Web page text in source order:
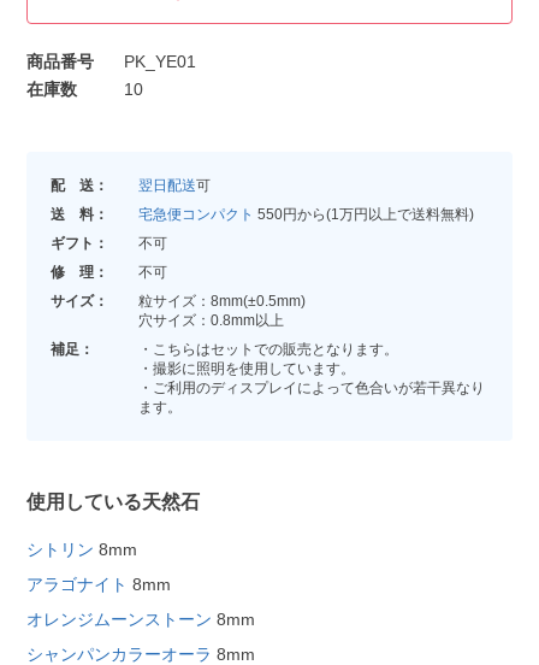
商品番号
PK_YE01
在庫数
10
配 送： 翌日配送可
送 料：
宅急便コンパクト 550円から(1万円以上で送料無料)
ギフト：
不可
修 理：
不可
サイズ：
粒サイズ：8mm(±0.5mm)
穴サイズ：0.8mm以上
補足：
・こちらはセットでの販売となります。
・撮影に照明を使用しています。
・ご利用のディスプレイによって色合いが若干異なり
ます。
使用している天然石
シトリン 8mm
アラゴナイト 8mm
オレンジムーンストーン 8mm
シャンパンカラーオーラ 8mm